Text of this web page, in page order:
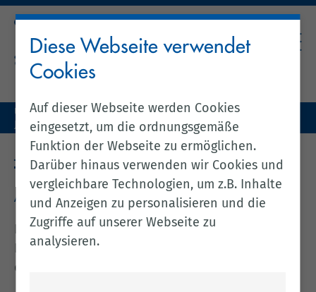
Unser Landkreis Jugend & Familie
Kreisjugendpflege
Jugendschutz
JUGENDSCHUTZ
Allgemeine Infos
Eine der Aufgaben der Kreisjugendpflege im
Landkreis Cloppenburg ist der Jugendschutz in
der Öffentlichkeit.
Diese Webseite verwendet
Cookies
Auf dieser Webseite werden Cookies
eingesetzt, um die ordnungsgemäße
Funktion der Webseite zu ermöglichen.
Darüber hinaus verwenden wir Cookies und
vergleichbare Technologien, um z.B. Inhalte
und Anzeigen zu personalisieren und die
Zugriffe auf unserer Webseite zu
analysieren.